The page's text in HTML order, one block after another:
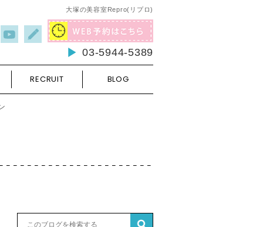
大塚の美容室Repro(リプロ)
03-5944-5389
RECRUIT BLOG